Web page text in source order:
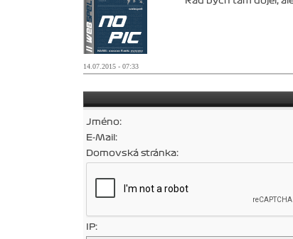
14.07.2015 - 07:33
Jméno:
E-Mail:
Domovská stránka:
IP: